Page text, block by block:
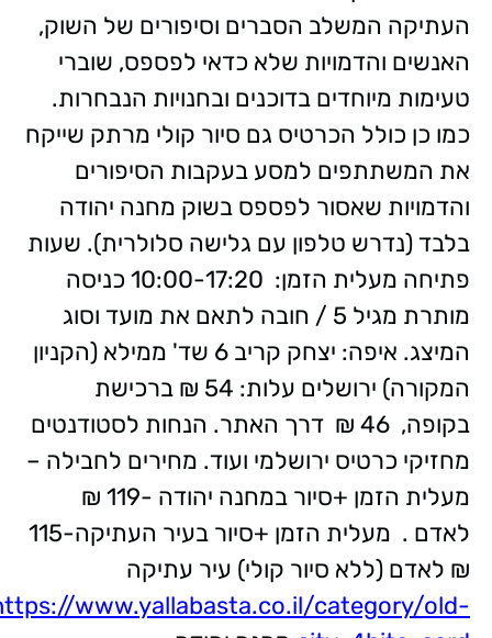
העתיקה המשלב הסברים וסיפורים של השוק,
האנשים והדמויות שלא כדאי לפספס, שוברי
טעימות מיוחדים בדוכנים ובחנויות הנבחרות.
כמו כן כולל הכרטיס גם סיור קולי מרתק שייקח
את המשתתפים למסע בעקבות הסיפורים
והדמויות שאסור לפספס בשוק מחנה יהודה
בלבד (נדרש טלפון עם גלישה סלולרית). שעות
פתיחה מעלית הזמן: 10:00-17:20 כניסה
מותרת מגיל 5 / חובה לתאם את מועד וסוג
המיצג. איפה: יצחק קריב 6 שד' ממילא (הקניון
המקורה) ירושלים עלות: 54 ₪ ברכישת
בקופה, 46 ₪ דרך האתר. הנחות לסטודנטים
מחזיקי כרטיס ירושלמי ועוד. מחירים לחבילה –
מעלית הזמן +סיור במחנה יהודה -119 ₪
לאדם . מעלית הזמן +סיור בעיר העתיקה-115
₪ לאדם (ללא סיור קולי) עיר עתיקה
www.yallabasta.co.il/category/old-